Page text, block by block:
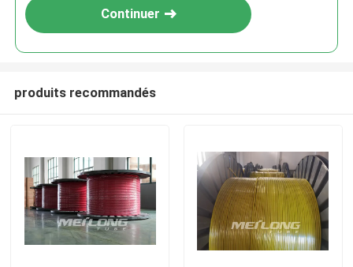
Continuer
produits recommandés